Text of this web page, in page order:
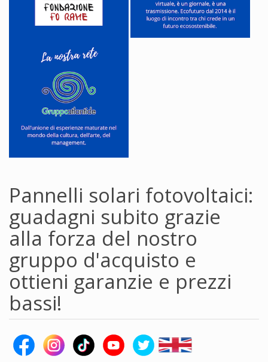
Pannelli solari fotovoltaici:
guadagni subito grazie
alla forza del nostro
gruppo d'acquisto e
ottieni garanzie e prezzi
bassi!